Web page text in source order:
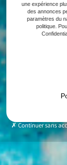
une expérience
des annonces
paramètres du
politique.
Continuer sans